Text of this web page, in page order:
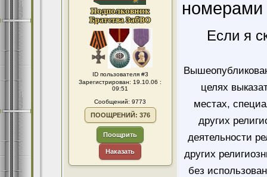
ID пользователя #3
Зарегистрирован: 19.10.06 :
09:51
Сообщений: 9773
ПООЩРЕНИЙ: 376
Поощрить
Наказать
номерами
Если я
целях
местах,
других
деятельности
других
без